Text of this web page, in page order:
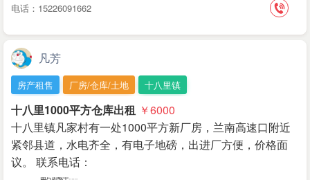
电话：15226091662
凡芳
房产租售 厂房/仓库/土地 十八里镇
十八里1000平方仓库出租 ￥6000
十八里镇凡家村有一处1000平方新厂房，兰南高速口附近
紧邻县道，水电齐全，有电子地磅，出进厂方便，价格面
议。 联系电话：